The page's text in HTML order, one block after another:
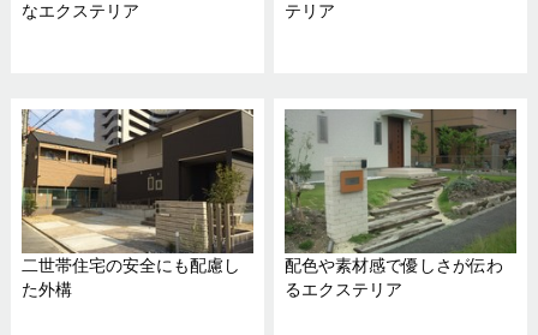
なエクステリア
テリア
二世帯住宅の安全にも配慮し
た外構
配色や素材感で優しさが伝わ
るエクステリア